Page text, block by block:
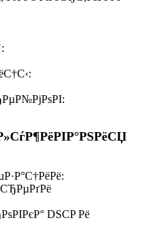
DSCP Рё